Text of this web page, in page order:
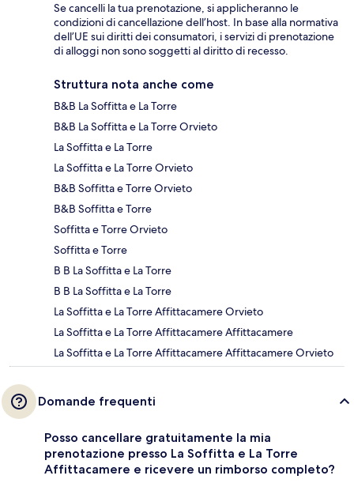
Se cancelli la tua prenotazione, si applicheranno le
condizioni di cancellazione dell’host. In base alla normativa
dell’UE sui diritti dei consumatori, i servizi di prenotazione
di alloggi non sono soggetti al diritto di recesso.
Struttura nota anche come
B&B La Soffitta e La Torre
B&B La Soffitta e La Torre Orvieto
La Soffitta e La Torre
La Soffitta e La Torre Orvieto
B&B Soffitta e Torre Orvieto
B&B Soffitta e Torre
Soffitta e Torre Orvieto
Soffitta e Torre
B B La Soffitta e La Torre
B B La Soffitta e La Torre
La Soffitta e La Torre Affittacamere Orvieto
La Soffitta e La Torre Affittacamere Affittacamere
La Soffitta e La Torre Affittacamere Affittacamere Orvieto
Domande frequenti
Posso cancellare gratuitamente la mia
prenotazione presso La Soffitta e La Torre
Affittacamere e ricevere un rimborso completo?